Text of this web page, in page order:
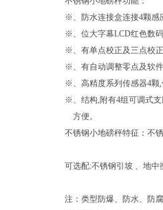
※、防水连接盒连接4颗感
※、位大字幕LCD红色数
※、有单点校正及三点校
※、有自动调整零点及软
※、高精度系列传感器4颗,
※、结构,附有4组可调式
方便。
不锈钢小地磅秤特征：不
可选配:不锈钢引坡 、地中
注：类型防爆、防水、防